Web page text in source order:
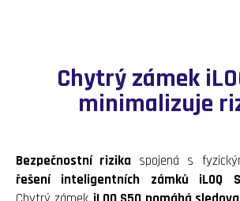
Chytrý zámek
minimalizuje
Bezpečnostní rizika spojená s
řešení inteligentních zámků iLOQ